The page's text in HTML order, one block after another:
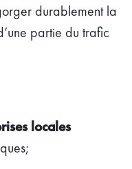
durablement la
partie du trafic
locales